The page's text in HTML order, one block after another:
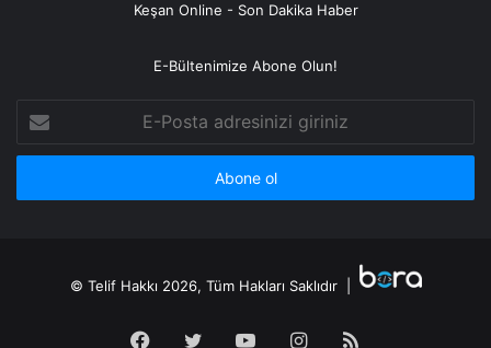
Keşan Online - Son Dakika Haber
E-Bültenimize Abone Olun!
Posta
adresinizi
© Telif Hakkı 2026, Tüm Hakları Saklıdır |
Facebook
TwitterYouTubeInstagram
RSS